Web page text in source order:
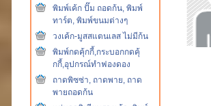
พิมพ์เค้ก ปั๊ม ถอดก้น, พิมพ์
ทาร์ต, พิมพ์ขนมต่างๆ
วงเค้ก-มูสสแตนเลส ไม่มีก้น
พิมพ์กดคุ้กกี้,กระบอกกดคุ้
กกี้,อุปกรณ์ทำฟองดอง
ถาดพิซซ่า, ถาดพาย, ถาด
พายถอดก้น